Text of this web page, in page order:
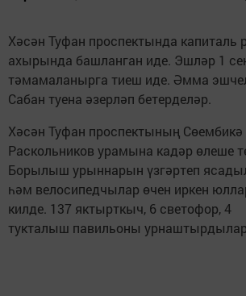
Хәсән Туфан проспектында капиталь
ахырында башланган иде. Эшләр 1
тәмамаланырга тиеш иде. Әмма
Сабан туена әзерләп бетерделәр.
Хәсән Туфан проспектының Сөембикә
Раскольников урамына кадәр өлеше
Борылыш урыннарын үзгәртеп
һәм велосипедчылар өчен иркен
килде. 137 яктырткыч, 6 светофор, 4
тукталыш павильоны